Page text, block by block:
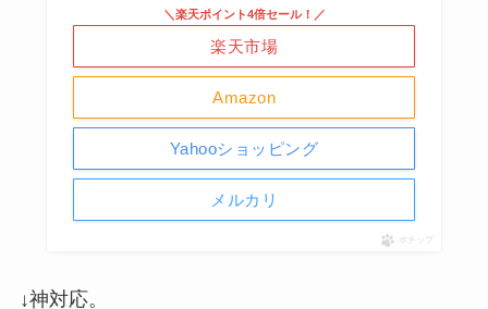
Amazon
＼楽天ポイント4倍セール！／
楽天市場
Yahooショッピング
メルカリ
ポチップ
↓神対応。